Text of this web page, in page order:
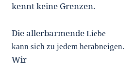
kennt keine Grenzen.
Die allerbarmende Liebe
kann sich zu jedem herabneigen.
Wir